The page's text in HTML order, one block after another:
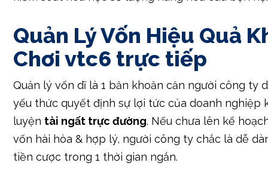
yêu & chuẩn bị sẵn sàng giải đáp các vướng bận
doanh nghiệp 24/7 xem xét phần đông kênh
(chat trực đường, điện thoại va trận hình thông
Hãy thử xúc tiến cùng hết sức solo vày vấp ngã
cần mang lại Lúc trước tiến hành đăng cam kết
kiểm soát hóa học số lượng hàng hóa của bọn họ.
Quản Lý Vốn Hiệu Quả